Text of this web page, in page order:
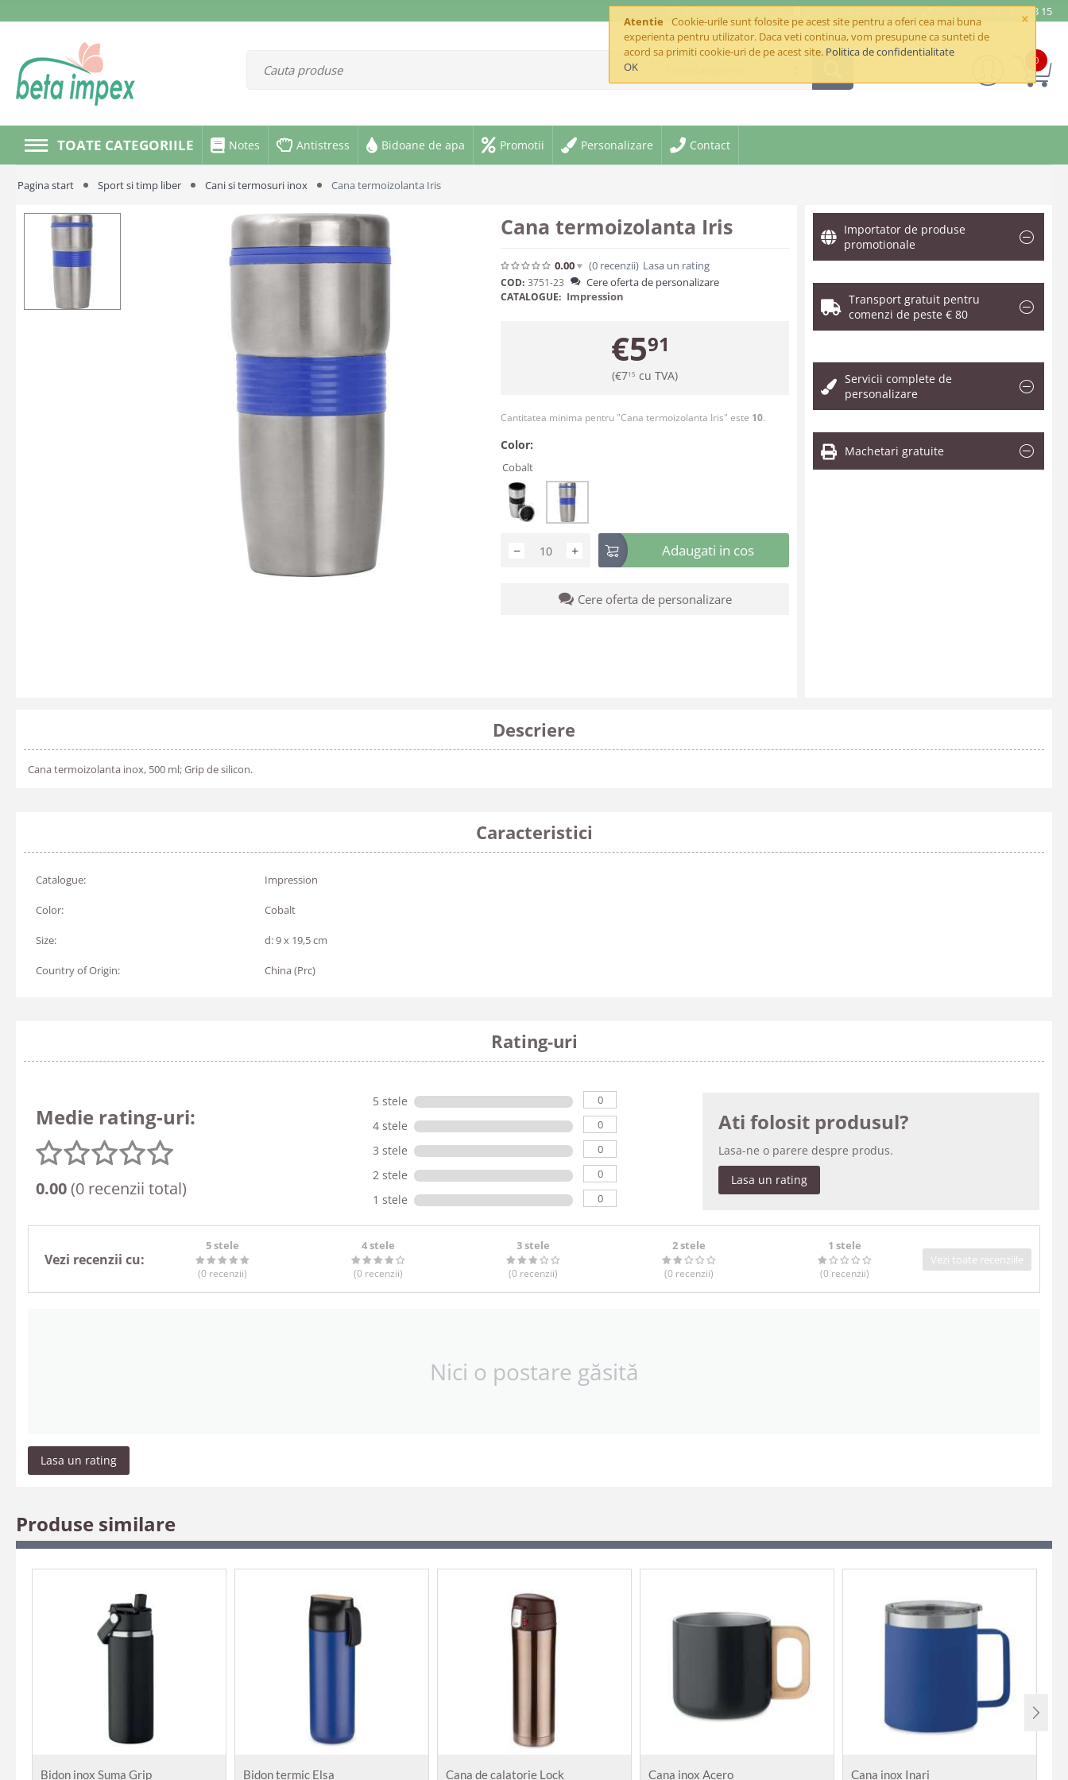
×
Atentie
Cookie-urile sunt folosite pe acest site pentru a oferi cea mai buna
experienta pentru utilizator. Daca veti continua, vom presupune ca sunteti de
acord sa primiti cookie-uri de pe acest site. Politica de confidentialitate
OK
office@betaimpex.ro Mobil: +40 722 287 335 Telefon: +40 21 320 03 15
0
TOATE CATEGORIILE Notes Antistress Bidoane de apa Promotii Personalizare Contact
Pagina start Sport si timp liber Cani si termosuri inox Cana termoizolanta Iris
Cana termoizolanta Iris
0.00 (0 recenzii) Lasa un rating
COD: 3751-23 Cere oferta de personalizare
CATALOGUE: Impression
€591
(€715 cu TVA)
Cantitatea minima pentru "Cana termoizolanta Iris" este 10.
Color:
Cobalt
+
− Adaugati in cos
Cere oferta de personalizare
Importator de produse
promotionale
Transport gratuit pentru
comenzi de peste € 80
Servicii complete de
personalizare
Machetari gratuite
Descriere
Cana termoizolanta inox, 500 ml; Grip de silicon.
Caracteristici
Catalogue: Impression
Color: Cobalt
Size: d: 9 x 19,5 cm
Country of Origin: China (Prc)
Rating-uri
Medie rating-uri:
0.00(0 recenzii total)
5 stele 0
4 stele 0
3 stele 0
2 stele 0
1 stele 0
Ati folosit produsul?
Lasa-ne o parere despre produs.
Lasa un rating
Vezi recenzii cu:
5 stele
(0 recenzii)
4 stele
(0 recenzii)
3 stele
(0 recenzii)
2 stele
(0 recenzii)
1 stele
(0 recenzii)
Vezi toate recenziile
Nici o postare găsită
Lasa un rating
Produse similare
Bidon inox Suma Grip Bidon termic Elsa Cana de calatorie Lock Cana inox Acero Cana inox Inari